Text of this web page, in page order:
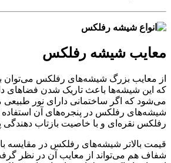
معایب شیشه رفلکس
از معایب بزرگ شیشه‌های رفلکس می‌توان
که این شیشه‌ها باعث تاریک شدن فضاهای
می‌شود که اگر ساختمانی دارای نور طبیعی
شیشه‌های رفلکس در پنجره‌های آن استفاده
رفلکس نقره‌ای و با خاصیت بازتاب دهندگی
قیمت بالاتر شیشه‌های رفلکس در مقایسه
شفاف هم می‌تواند از معایب آن در نظر